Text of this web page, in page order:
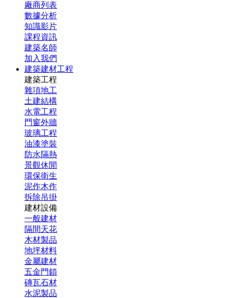
廠商列表
數據分析
知識影片
課程資訊
建築名師
加入我們
建築建材工程
建築工程
雜項地工
土建結構
水電工程
門窗外牆
玻璃工程
油漆塗裝
防水隔熱
景觀休閒
環保衛生
泥作木作
拆除吊掛
建材設備
一般建材
隔間天花
木材製品
地坪材料
金屬建材
五金門鎖
磚瓦石材
水泥製品